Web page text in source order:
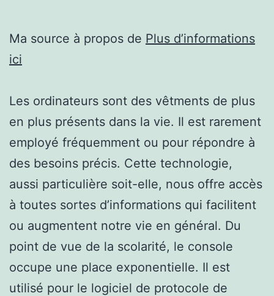
Ma source à propos de Plus d’informations
ici
Les ordinateurs sont des vêtments de plus
en plus présents dans la vie. Il est rarement
employé fréquemment ou pour répondre à
des besoins précis. Cette technologie,
aussi particulière soit-elle, nous offre accès
à toutes sortes d’informations qui facilitent
ou augmentent notre vie en général. Du
point de vue de la scolarité, le console
occupe une place exponentielle. Il est
utilisé pour le logiciel de protocole de